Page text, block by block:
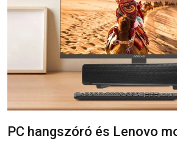
PC hangszóró és Lenovo